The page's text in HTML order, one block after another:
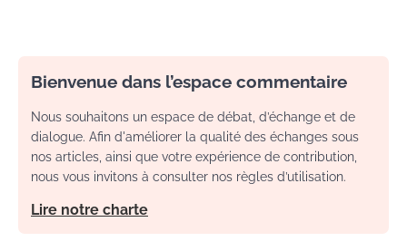
Bienvenue dans l’espace commentaire
Nous souhaitons un espace de débat, d’échange et de
dialogue. Afin d'améliorer la qualité des échanges sous
nos articles, ainsi que votre expérience de contribution,
nous vous invitons à consulter nos règles d’utilisation.
Lire notre charte